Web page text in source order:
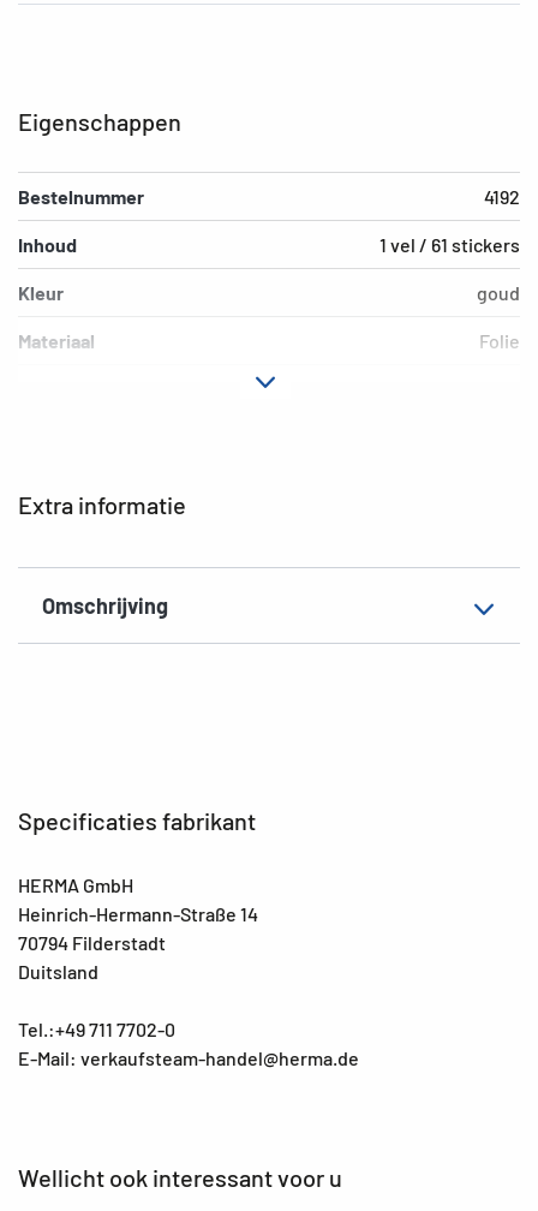
Extra informatie
Omschrijving
Eigenschappen
Bestelnummer 4192
Inhoud 1 vel / 61 stickers
Kleur goud
Materiaal Folie
Specificaties fabrikant
HERMA GmbH
Heinrich-Hermann-Straße 14
70794 Filderstadt
Duitsland
Tel.:+49 711 7702-0
E-Mail: verkaufsteam-handel@herma.de
Wellicht ook interessant voor u